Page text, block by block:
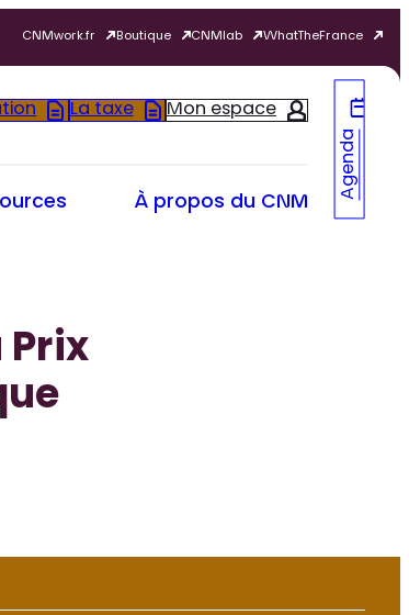
CNMwork.fr Boutique CNMlab WhatTheFrance
La taxe Mon espace
À propos du CNM
Agenda
Prix